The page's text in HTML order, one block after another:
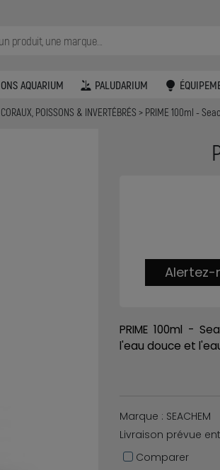
AQUARIUM PALUDARIUM
POISSONS & INVERTÉBRÉS PRIME 100ml -
Alertez-
PRIME 100ml -
l'eau douce et
Marque : SEACHEM
Livraison prévue
Comparer